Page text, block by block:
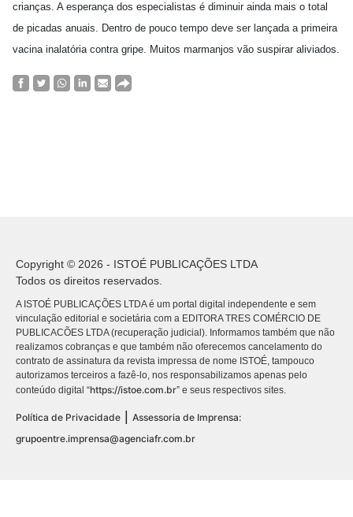
crianças. A esperança dos especialistas é diminuir ainda mais o total
de picadas anuais. Dentro de pouco tempo deve ser lançada a primeira
vacina inalatória contra gripe. Muitos marmanjos vão suspirar aliviados.
Copyright © 2026 - ISTOÉ PUBLICAÇÕES LTDA
Todos os direitos reservados.
A ISTOÉ PUBLICAÇÕES LTDA é um portal digital independente e sem
vinculação editorial e societária com a EDITORA TRES COMÉRCIO DE
PUBLICACÕES LTDA (recuperação judicial). Informamos também que não
realizamos cobranças e que também não oferecemos cancelamento do
contrato de assinatura da revista impressa de nome ISTOÉ, tampouco
autorizamos terceiros a fazê-lo, nos responsabilizamos apenas pelo
conteúdo digital “https://istoe.com.br” e seus respectivos sites.
Política de Privacidade
Assessoria de Imprensa:
grupoentre.imprensa@agenciafr.com.br